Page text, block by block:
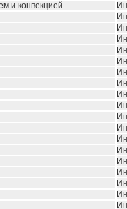
и конвекцией